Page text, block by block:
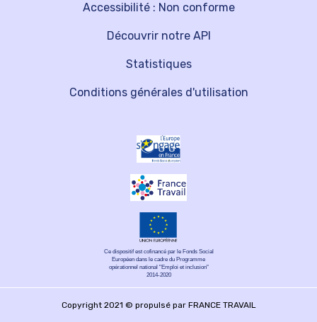
Découvrir notre API
Statistiques
Accessibilité : Non conforme
Conditions générales d'utilisation
Ce dispositif est cofinancé par le Fonds Social
Européen dans le cadre du Programme
opérationnel national "Emploi et inclusion"
2014-2020
Copyright 2021 © propulsé par FRANCE TRAVAIL